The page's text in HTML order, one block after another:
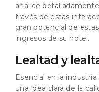
analice
través de estas
gran potencial de
ingresos de su hotel.
Lealtad y
Esencial en la
una idea clara de la